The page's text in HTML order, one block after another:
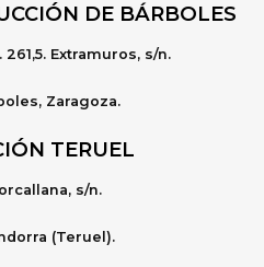
DE BÁRBOLES
Extramuros, s/n.
Zaragoza.
TERUEL
s/n.
(Teruel).